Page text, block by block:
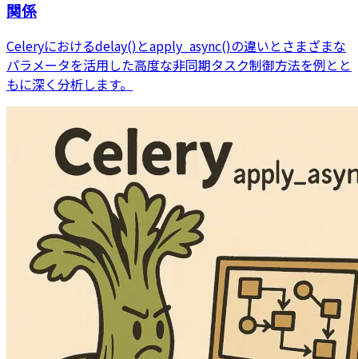
関係
Celeryにおけるdelay()とapply_async()の違いとさまざまな
パラメータを活用した高度な非同期タスク制御方法を例とと
もに深く分析します。